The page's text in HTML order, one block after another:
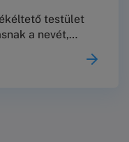
– 2026.
testület
a nevét,